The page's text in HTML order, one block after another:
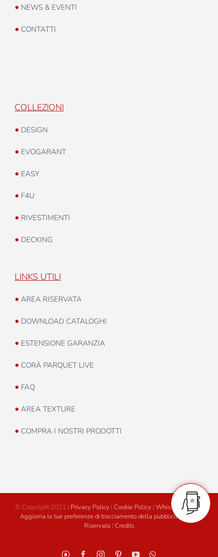
• NEWS & EVENTI
• CONTATTI
COLLEZIONI
• DESIGN
• EVOGARANT
• EASY
• F4U
• RIVESTIMENTI
• DECKING
LINKS UTILI
• AREA RISERVATA
• DOWNLOAD CATALOGHI
• ESTENSIONE GARANZIA
• CORÀ PARQUET LIVE
• FAQ
• AREA TEXTURE
• COMPRA I NOSTRI PRODOTTI
© Copyright 2021 | Privacy Policy | Cookie Policy | Whistleblowing
Aggiorna le tue preferenze di tracciamento della pubblicità
Area
Riservata | Credits
PersonalizzatoFacebookInstagramPinterestYouTube